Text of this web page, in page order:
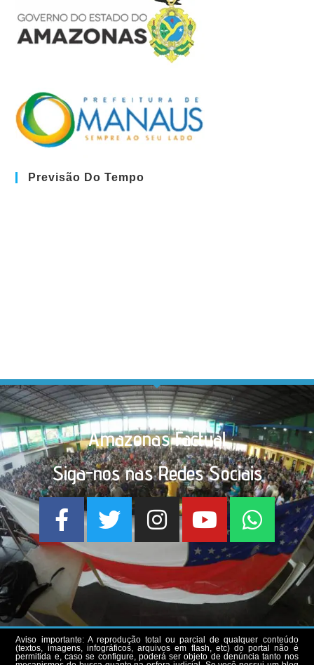
Previsão Do Tempo
Amazonas Factual
Siga-nos nas Redes Sociais
Aviso importante: A reprodução total ou parcial de qualquer conteúdo
(textos, imagens, infográficos, arquivos em flash, etc) do portal não é
permitida e, caso se configure, poderá ser objeto de denúncia tanto nos